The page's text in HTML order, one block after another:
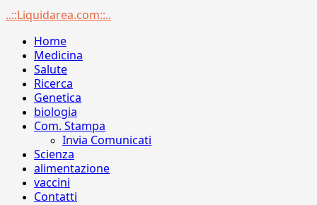
Menu
..::Liquidarea.com::..
Home
Medicina
Salute
Ricerca
Genetica
biologia
Com. Stampa
Invia Comunicati
Scienza
alimentazione
vaccini
Contatti